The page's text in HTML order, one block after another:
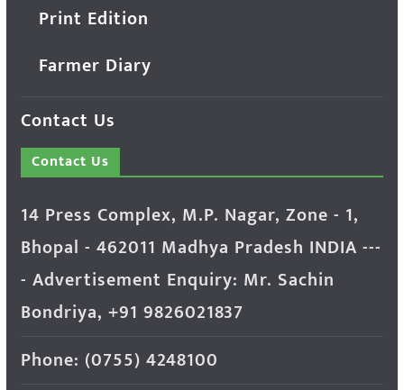
Print Edition
Farmer Diary
Contact Us
Contact Us
14 Press Complex, M.P. Nagar, Zone - 1,
Bhopal - 462011 Madhya Pradesh INDIA ---
- Advertisement Enquiry: Mr. Sachin
Bondriya, +91 9826021837
Phone: (0755) 4248100